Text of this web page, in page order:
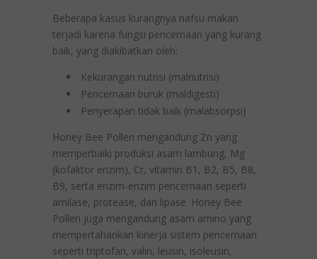
Beberapa kasus kurangnya nafsu makan
terjadi karena fungsi pencernaan yang kurang
baik, yang diakibatkan oleh:
Kekurangan nutrisi (malnutrisi)
Pencernaan buruk (maldigesti)
Penyerapan tidak baik (malabsorpsi)
Honey Bee Pollen mengandung Zn yang
memperbaiki produksi asam lambung, Mg
(kofaktor enzim), Cr, vitamin B1, B2, B5, B8,
B9, serta enzim-enzim pencernaan seperti
amilase, protease, dan lipase. Honey Bee
Pollen juga mengandung asam amino yang
mempertahankan kinerja sistem pencernaan
seperti triptofan, valin, leusin, isoleusin,